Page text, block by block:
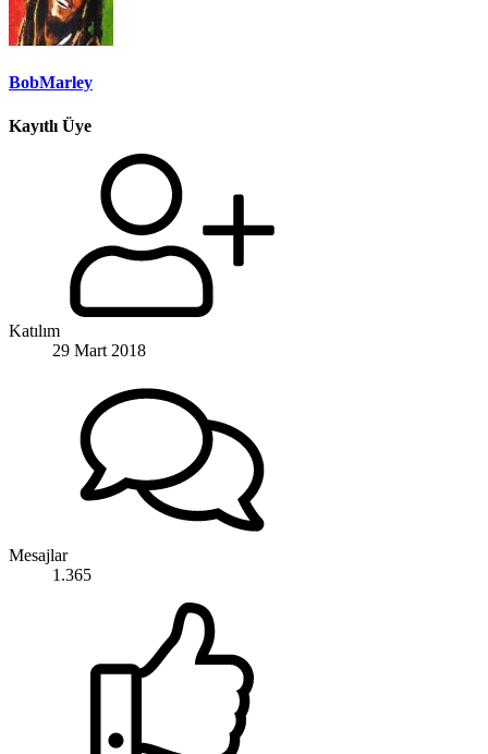
BobMarley
Kayıtlı Üye
Katılım
29 Mart 2018
Mesajlar
1.365